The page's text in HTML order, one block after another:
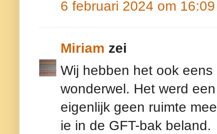
6 februari 2024 om 16:09
Miriam zei
Wij hebben het ook
wonderwel. Het werd
eigenlijk geen ruimte
ie in de GFT-bak beland.